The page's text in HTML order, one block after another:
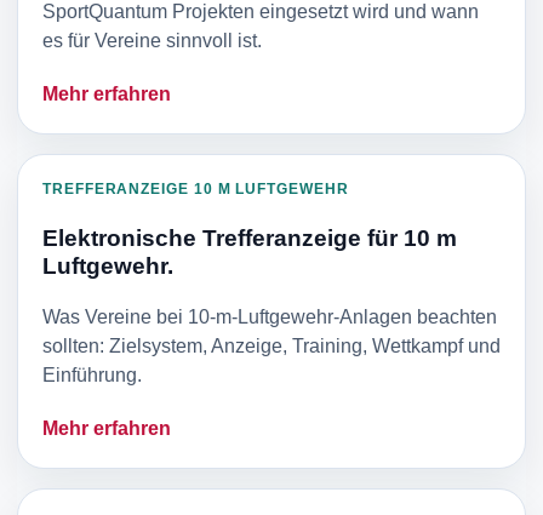
SportQuantum Projekten eingesetzt wird und wann
es für Vereine sinnvoll ist.
Mehr erfahren
TREFFERANZEIGE 10 M LUFTGEWEHR
Elektronische Trefferanzeige für 10 m
Luftgewehr.
Was Vereine bei 10-m-Luftgewehr-Anlagen beachten
sollten: Zielsystem, Anzeige, Training, Wettkampf und
Einführung.
Mehr erfahren